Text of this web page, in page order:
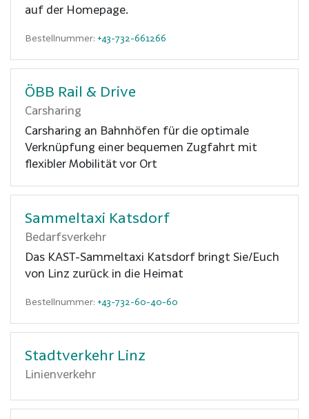
auf der Homepage.
Bestellnummer: +43-732-661266
ÖBB Rail & Drive
Carsharing
Carsharing an Bahnhöfen für die optimale
Verknüpfung einer bequemen Zugfahrt mit
flexibler Mobilität vor Ort
Sammeltaxi Katsdorf
Bedarfsverkehr
Das KAST-Sammeltaxi Katsdorf bringt Sie/Euch
von Linz zurück in die Heimat
Bestellnummer: +43-732-60-40-60
Stadtverkehr Linz
Linienverkehr